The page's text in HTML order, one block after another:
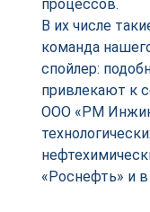
процессов.
В их числе
команда
спойлер:
привлекают к
ООО «РМ
«Роснефть» и